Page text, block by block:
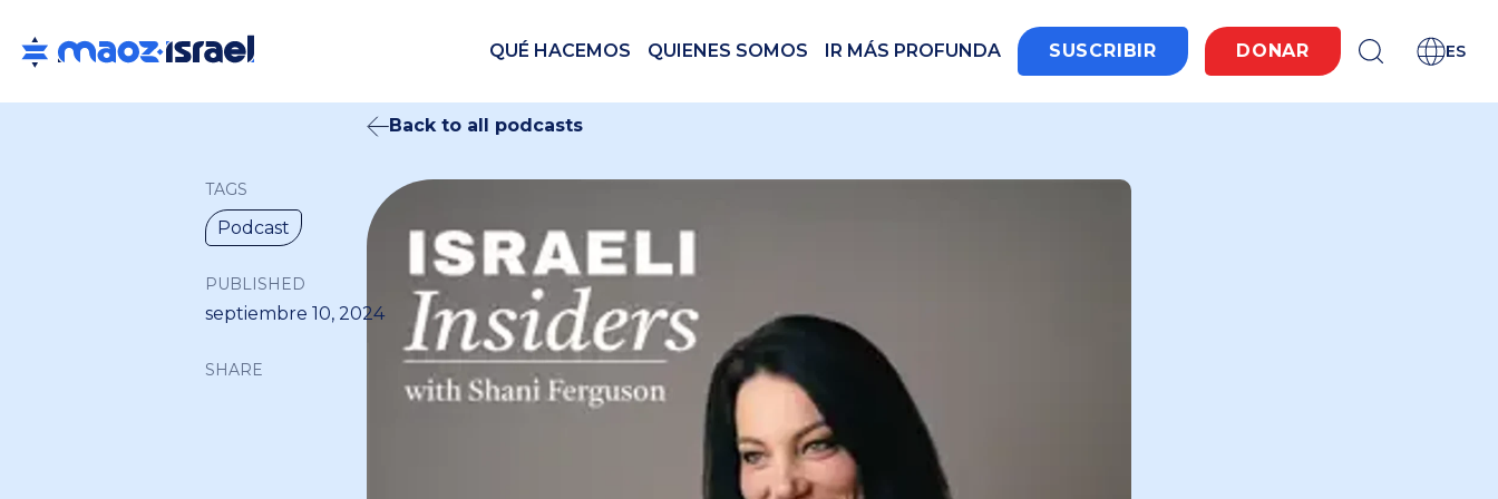
QUÉ HACEMOS QUIENES SOMOS IR MÁS PROFUNDA SUSCRIBIR DONAR ES
TAGS
Podcast
PUBLISHED
septiembre 10, 2024
SHARE
Back to all podcasts